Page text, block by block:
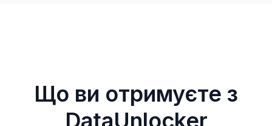
Що ви отримуєте з
DataUnlocker